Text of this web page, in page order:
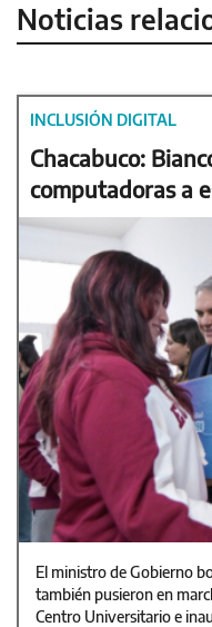
Noticias
INCLUSIÓN DIGITAL
Chacabuco:
computadoras a
El ministro de Gobierno
también pusieron en
Centro Universitario e